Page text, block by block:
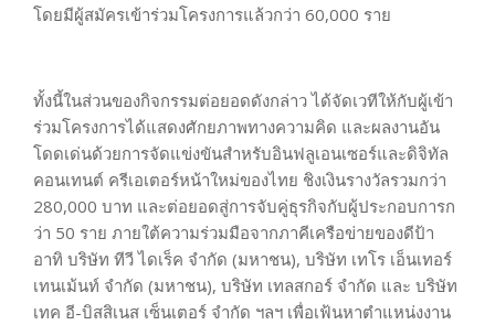
โดยมีผู้สมัครเข้าร่วมโครงการแล้วกว่า 60,000 ราย
ทั้งนี้ในส่วนของกิจกรรมต่อยอดดังกล่าว ได้จัดเวทีให้กับผู้เข้า
ร่วมโครงการได้แสดงศักยภาพทางความคิด และผลงานอัน
โดดเด่นด้วยการจัดแข่งขันสำหรับอินฟลูเอนเซอร์และดิจิทัล
คอนเทนต์ ครีเอเตอร์หน้าใหม่ของไทย ชิงเงินรางวัลรวมกว่า
280,000 บาท และต่อยอดสู่การจับคู่ธุรกิจกับผู้ประกอบการก
ว่า 50 ราย ภายใต้ความร่วมมือจากภาคีเครือข่ายของดีป้า
อาทิ บริษัท ทีวี ไดเร็ค จำกัด (มหาชน), บริษัท เทโร เอ็นเทอร์
เทนเม้นท์ จํากัด (มหาชน), บริษัท เทลสกอร์ จำกัด และ บริษัท
เทค อี-บิสสิเนส เซ็นเตอร์ จำกัด ฯลฯ เพื่อเฟ้นหาตำแหน่งงาน